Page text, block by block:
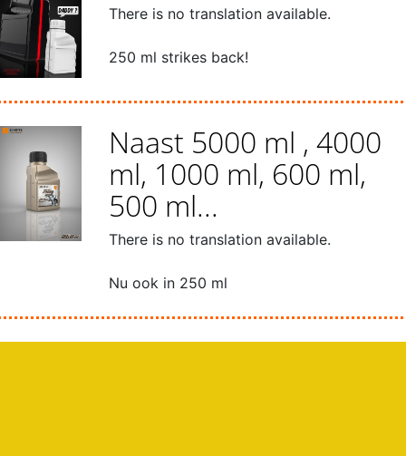
There is no translation available.
250 ml strikes back!
Naast 5000 ml , 4000
ml, 1000 ml, 600 ml,
500 ml...
There is no translation available.
Nu ook in 250 ml